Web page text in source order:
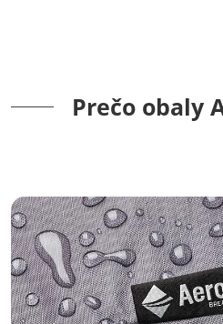
Prečo obaly